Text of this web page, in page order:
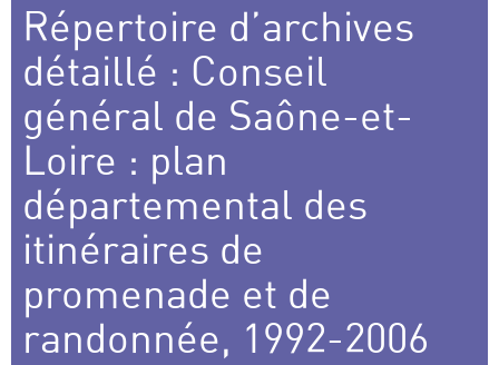
Répertoire d’archives
détaillé : Conseil
général de Saône-et-
Loire : plan
départemental des
itinéraires de
promenade et de
randonnée, 1992-2006